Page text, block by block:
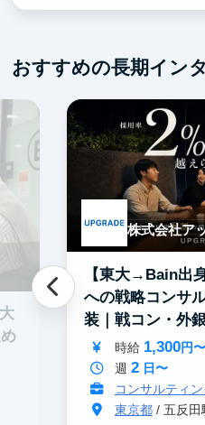
おすすめの長期イン
株式会社ア
【東大→Bain出
への戦略コンサ
装｜戦コン・外
数
時給 1,300円〜
週 2日〜
コンサルティ
東京都/ 五反田駅から